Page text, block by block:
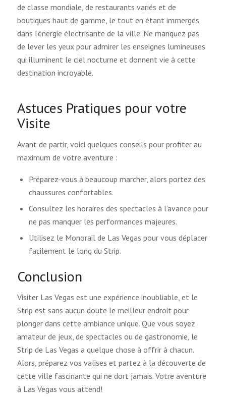
de classe mondiale, de restaurants variés et de
boutiques haut de gamme, le tout en étant immergés
dans l’énergie électrisante de la ville. Ne manquez pas
de lever les yeux pour admirer les enseignes lumineuses
qui illuminent le ciel nocturne et donnent vie à cette
destination incroyable.
Astuces Pratiques pour votre
Visite
Avant de partir, voici quelques conseils pour profiter au
maximum de votre aventure :
Préparez-vous à beaucoup marcher, alors portez des
chaussures confortables.
Consultez les horaires des spectacles à l’avance pour
ne pas manquer les performances majeures.
Utilisez le Monorail de Las Vegas pour vous déplacer
facilement le long du Strip.
Conclusion
Visiter Las Vegas est une expérience inoubliable, et le
Strip est sans aucun doute le meilleur endroit pour
plonger dans cette ambiance unique. Que vous soyez
amateur de jeux, de spectacles ou de gastronomie, le
Strip de Las Vegas a quelque chose à offrir à chacun.
Alors, préparez vos valises et partez à la découverte de
cette ville fascinante qui ne dort jamais. Votre aventure
à Las Vegas vous attend!